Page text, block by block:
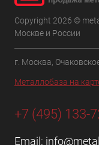
Copyright 2026 ©
Москве и России
г. Москва,
Металлобаза на
+7 (495) 133-
Email: